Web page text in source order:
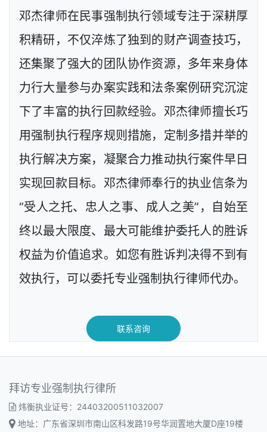
邓杰律师在民事强制执行领域专注于深耕厚
积精研，不仅淬炼了独到的财产调查技巧，
还集聚了强大的团队协作资源，多年来身体
力行大量参与办案实践和法条案例研究沉淀
下了丰富的执行回款经验。邓杰律师擅长巧
用强制执行程序规则措施，定制多措并举的
执行解决方案，凝聚合力推动执行案件早日
实现回款目标。邓杰律师奉行的执业信条为
“受人之托、忠人之事、成人之美”，自始至
终以最大限度、最大可能维护委托人的胜诉
权益为价值追求。如您有胜诉判决得不到有
效执行，可以委托专业强制执行律师代办。
联系咨询
拜访专业强制执行律所
炜衡执业证号：24403200511032007
地址：广东省深圳市南山区科发路19号华润置地大厦D座19楼